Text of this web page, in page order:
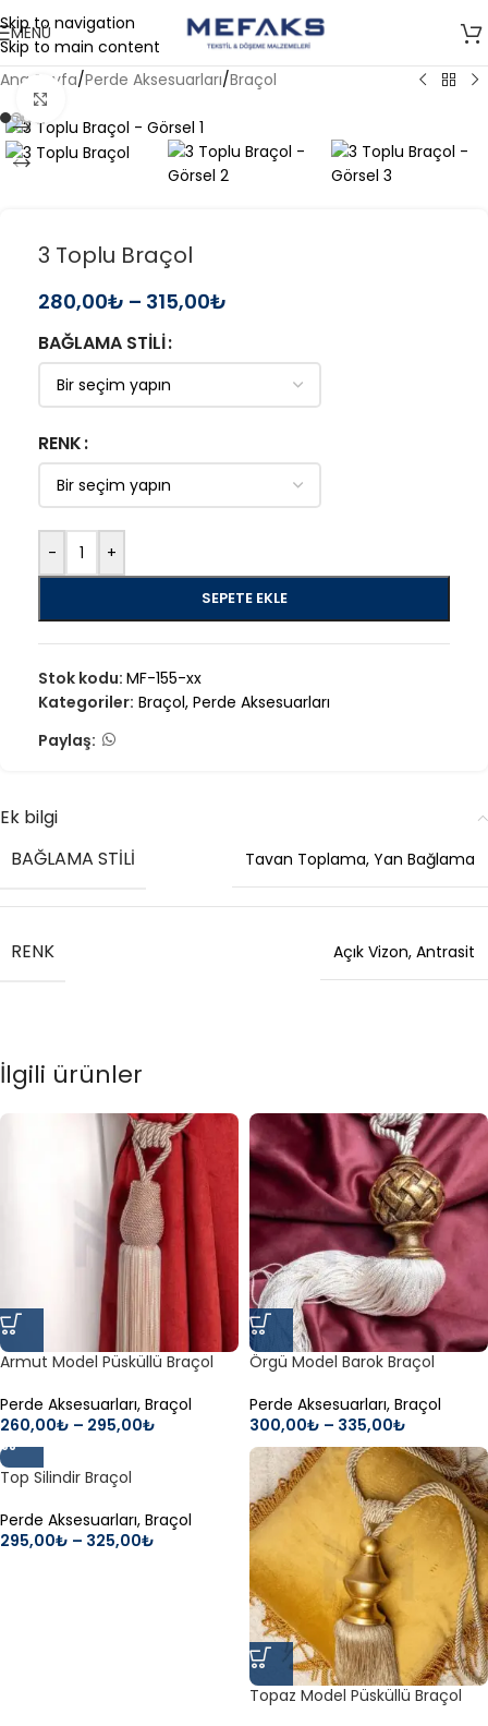
Skip to navigation
Skip to main content
MENÜ
Ana Sayfa/Perde Aksesuarları/Braçol
3 Toplu Braçol
280,00₺ – 315,00₺
BAĞLAMA STILI
RENK
- +
SEPETE EKLE
Stok kodu: MF-155-xx
Kategoriler: Braçol, Perde Aksesuarları
Paylaş:
Ek bilgi
BAĞLAMA STILI
Tavan Toplama, Yan Bağlama
RENK Açık Vizon, Antrasit
İlgili ürünler
Armut Model Püsküllü Braçol
Perde Aksesuarları, Braçol
260,00₺ – 295,00₺
Örgü Model Barok Braçol
Perde Aksesuarları, Braçol
300,00₺ – 335,00₺
Top Silindir Braçol
Perde Aksesuarları, Braçol
295,00₺ – 325,00₺
Topaz Model Püsküllü Braçol